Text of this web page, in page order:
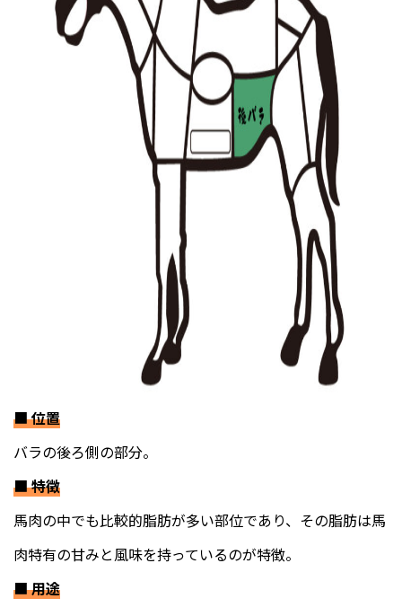
■位置
バラの後ろ側の部分。
■特徴
馬肉の中でも比較的脂肪が多い部位であり、その脂肪は馬
肉特有の甘みと風味を持っているのが特徴。
■用途